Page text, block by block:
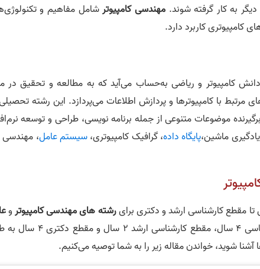
به کار گرفته شوند.مهندسی کامپیوترشامل مفاهیم و
کامپیوتری کاربرد دارد.
کامپیوتر و ریاضی به‌حساب می‌آید که به مطالعه و تحقیق در
مرتبط با کامپیوترها و پردازش اطلاعات می‌پردازد. این رشته
موضوعات متنوعی از جمله برنامه‌ نویسی، طراحی و توسعه
ماشین،پایگاه داده، گرافیک کامپیوتری،سیستم عامل، مهندسی
تا مقطع کارشناسی ارشد و دکتری برایرشته‌ های مهندسی کامپیوترو
وجود دارد. به‌طورکلی، تحصیل در مقطع کارشناسی 4 سال، مقطع کارشناسی
شوید، خواندن مقاله زیر را به شما توصیه می‌کنیم.